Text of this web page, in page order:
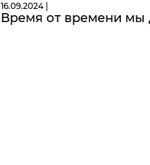
16.09.2024 |
Время от времени мы